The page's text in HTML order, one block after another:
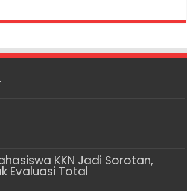
KKN Jadi Sorotan,
Evaluasi Total